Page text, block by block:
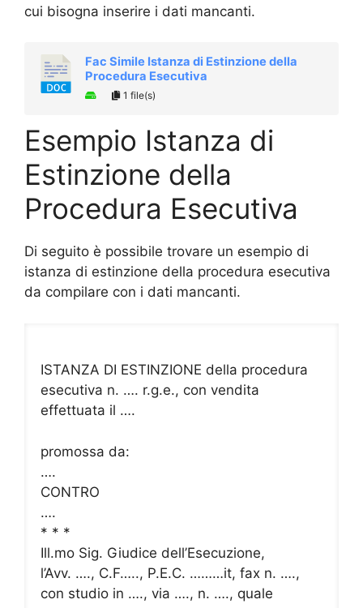
cui bisogna inserire i dati mancanti.
Fac Simile Istanza di Estinzione della
Procedura Esecutiva
1 file(s)
Esempio Istanza di
Estinzione della
Procedura Esecutiva
Di seguito è possibile trovare un esempio di
istanza di estinzione della procedura esecutiva
da compilare con i dati mancanti.
ISTANZA DI ESTINZIONE della procedura
esecutiva n. …. r.g.e., con vendita
effettuata il ….
promossa da:
….
CONTRO
….
* * *
Ill.mo Sig. Giudice dell’Esecuzione,
l’Avv. …., C.F….., P.E.C. ………it, fax n. ….,
con studio in …., via …., n. …., quale